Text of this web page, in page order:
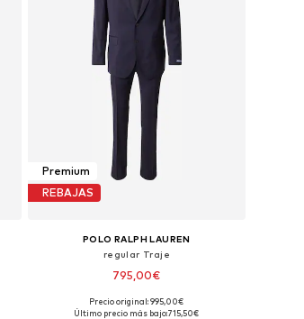
Premium
REBAJAS
POLO RALPH LAUREN
regular Traje
795,00€
Precio original: 995,00€
Último precio más bajo:715,50€